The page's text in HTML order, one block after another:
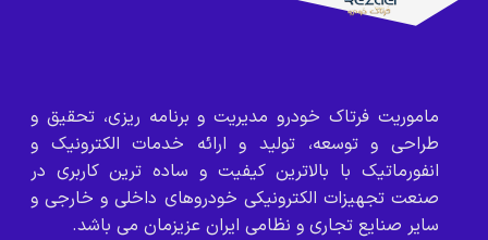
ماموریت فرتاک خودرو مدیریت و برنامه ریزی، تحقیق و
طراحی و توسعه، تولید و ارائه خدمات الکترونیک و
انفورماتیک با بالاترین کیفیت و ساده ترین کاربری در
صنعت تجهیزات الکترونیکی خودروهای داخلی و خارجی و
سایر صنایع تجاری و نظامی ایران عزیزمان می باشد.